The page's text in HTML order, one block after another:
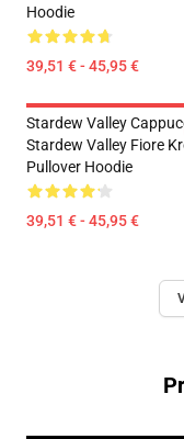
Hoodie
39,51 € - 45,95 €
Stardew Valley
Stardew Valley Fiore
Pullover Hoodie
39,51 € - 45,95 €